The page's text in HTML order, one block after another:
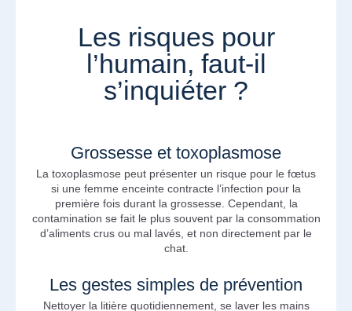
Les risques pour
l’humain, faut-il
s’inquiéter ?
Grossesse et toxoplasmose
La toxoplasmose peut présenter un risque pour le fœtus
si une femme enceinte contracte l’infection pour la
première fois durant la grossesse. Cependant, la
contamination se fait le plus souvent par la consommation
d’aliments crus ou mal lavés, et non directement par le
chat.
Les gestes simples de prévention
Nettoyer la litière quotidiennement, se laver les mains